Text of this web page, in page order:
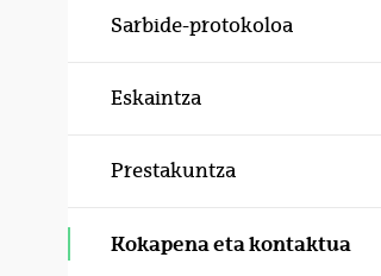
Sarbide-protokoloa
Eskaintza
Prestakuntza
Kokapena eta kontaktua